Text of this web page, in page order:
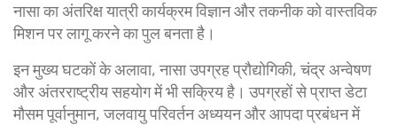
नासा का अंतरिक्ष यात्री कार्यक्रम विज्ञान और तकनीक को वास्तविक
मिशन पर लागू करने का पुल बनता है।
इन मुख्य घटकों के अलावा, नासा उपग्रह प्रौद्योगिकी, चंद्र अन्वेषण
और अंतरराष्ट्रीय सहयोग में भी सक्रिय है। उपग्रहों से प्राप्त डेटा
मौसम पूर्वानुमान, जलवायु परिवर्तन अध्ययन और आपदा प्रबंधन में